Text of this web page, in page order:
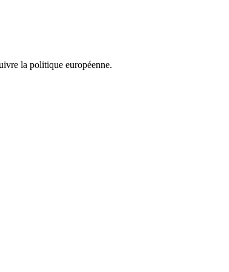
la politique européenne.